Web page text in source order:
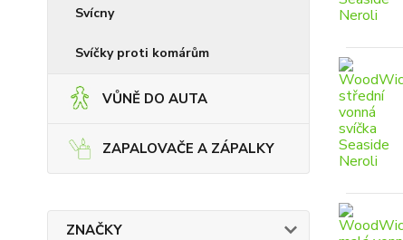
Svícny
Svíčky proti komárům
VŮNĚ DO AUTA
ZAPALOVAČE A ZÁPALKY
ZNAČKY